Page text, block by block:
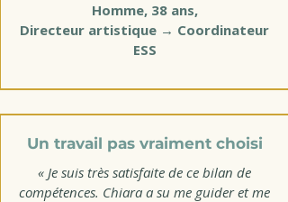
Homme, 38 ans,
Directeur artistique → Coordinateur
ESS
Un travail pas vraiment choisi
« Je suis très satisfaite de ce bilan de
compétences. Chiara a su me guider et me